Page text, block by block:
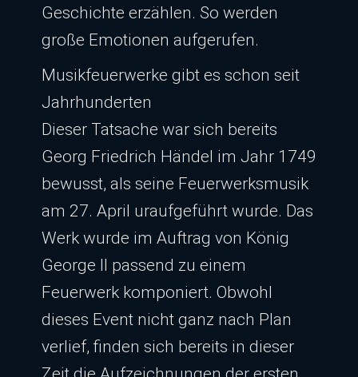
Geschichte erzählen. So werden
große Emotionen aufgerufen.
Musikfeuerwerke gibt es schon seit
Jahrhunderten
Dieser Tatsache war sich bereits
Georg Friedrich Händel im Jahr 1749
bewusst, als seine Feuerwerksmusik
am 27. April uraufgeführt wurde. Das
Werk wurde im Auftrag von König
George II passend zu einem
Feuerwerk komponiert. Obwohl
dieses Event nicht ganz nach Plan
verlief, finden sich bereits in dieser